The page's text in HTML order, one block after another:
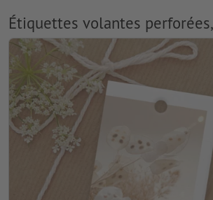
Étiquettes volantes